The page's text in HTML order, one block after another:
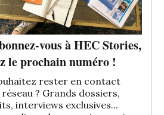
vous à HEC Stories,
le prochain numéro !
rester en contact
réseau ? Grands dossiers,
interviews exclusives...